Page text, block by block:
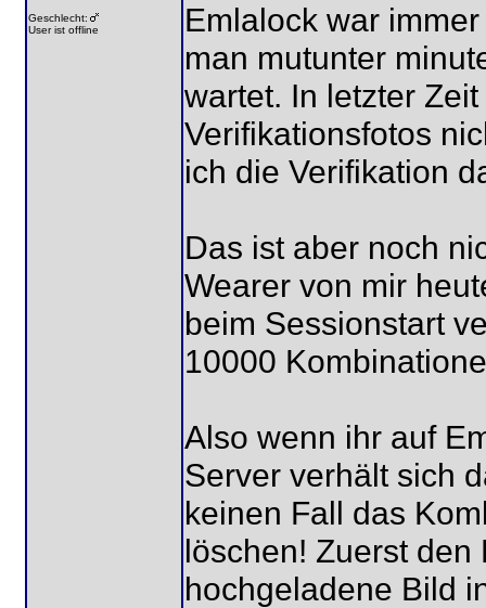
Geschlecht:
User ist offline
Emlalock war
man mutunter
wartet. In letzter
Verifikationsfotos
ich die Verifikation
Das ist aber noch
Wearer von mir
beim Sessionstart
10000
Also wenn ihr auf
Server verhält sich
keinen Fall das
löschen! Zuerst
hochgeladene Bild